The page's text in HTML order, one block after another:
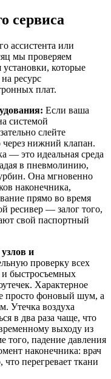
сервиса
ассистента или
мы проверяем
установки, которые
ресурс
плат.
Если ваша
системой
слейте
через нижний клапан.
— это идеальная среда
в пневмолинию,
Она мгновенно
наконечника,
прямо во время
ресивер — залог того,
свой паспортный
и
проверку всех
быстросъемных
Характерное
просто фоновый шум, а
Утечка воздуха
в два раза чаще, что
выходу из
того, падение давления
наконечника: врач
что перегревает ткани